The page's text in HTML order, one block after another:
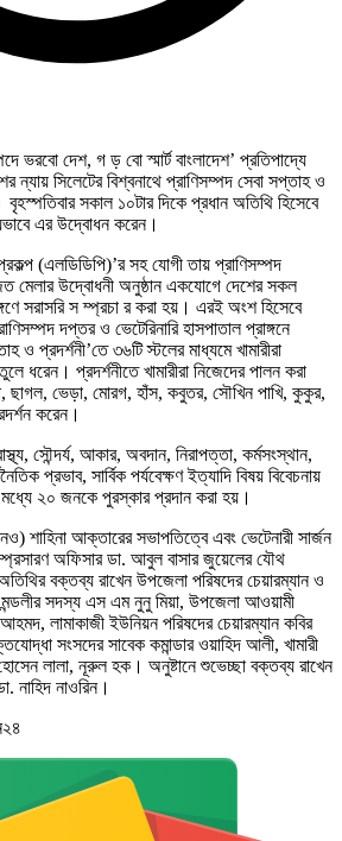
ভরবো দেশ, গ ড় বো স্মার্ট বাংলাদেশ’ প্রতিপাদ্যে
ন্যায় সিলেটের বিশ্বনাথে প্রাণিসম্পদ সেবা সপ্তাহ ও
সকাল ১০টার দিকে প্রধান অতিথি হিসেবে
এর উদ্বোধন করেন।
(এলডিডিপি)’র সহ যোগী তায় প্রাণিসম্পদ
মেলার উদ্বোধনী অনুষ্ঠান একযোগে দেশের সকল
সরাসরি স ম্প্রচা র করা হয়। এরই অংশ হিসেবে
দপ্তর ও ভেটেরিনারি হাসপাতাল প্রাঙ্গনে
ও প্রদর্শনী’তে ৩৬টি স্টলের মাধ্যমে খামারীরা
ধরেন। প্রদর্শনীতে খামারীরা নিজেদের পালন করা
ছাগল, ভেড়া, মোরগ, হাঁস, কবুতর, সৌখিন পাখি, কুকুর,
করেন।
সৌন্দর্য, আকার, অবদান, নিরাপত্তা, কর্মসংস্থান,
প্রভাব, সার্বিক পর্যবেক্ষণ ইত্যাদি বিষয় বিবেচনায়
মধ্যে ২০ জনকে পুরস্কার প্রদান করা হয়।
শাহিনা আক্তারের সভাপতিত্বে এবং ভেটেনারী সার্জন
অফিসার ডা. আবুল বাসার জুয়েলের যৌথ
বক্তব্য রাখেন উপজেলা পরিষদের চেয়ারম্যান ও
মন্ডলীর সদস্য এস এম নুনু মিয়া, উপজেলা আওয়ামী
লামাকাজী ইউনিয়ন পরিষদের চেয়ারম্যান কবির
সংসদের সাবেক কমান্ডার ওয়াহিদ আলী, খামারী
লালা, নূরুল হক। অনুষ্টানে শুভেচ্ছা বক্তব্য রাখেন
নাহিদ নাওরিন।